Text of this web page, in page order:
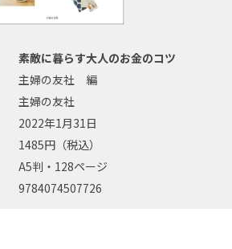
素敵に暮らす大人のお金のコツ
主婦の友社 編
主婦の友社
2022年1月31日
1485円（税込）
A5判・128ページ
9784074507726